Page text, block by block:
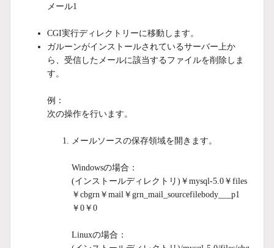
メール1
CGI実行ディレクトリーに移動します。
ガルーンがインストールされているサーバー上か
ら、受信したメールに該当するファイルを削除しま
す。
例：
次の操作を行います。
メールソースの保存領域を開きます。
Windowsの場合：
(インストールディレクトリ)￥mysql-5.0￥files
￥cbgrn￥mail￥grn_mail_sourcefilebody___p1
￥0￥0
Linuxの場合：